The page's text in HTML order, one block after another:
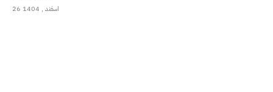
26 اسفند , 1404